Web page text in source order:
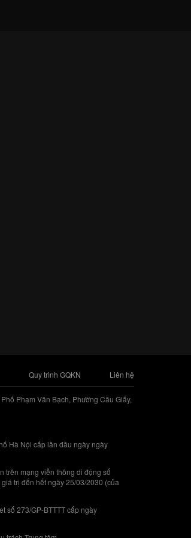
Quy trình GQKN Liên hệ
Phạm Văn Bạch, Phường Cầu Giấy,
Hà Nội cấp lần đầu ngày ngày
trên mạng viễn thông di động số
trị đến hết ngày 25/03/2030 (của
số 273/GP-BTTTT cấp ngày